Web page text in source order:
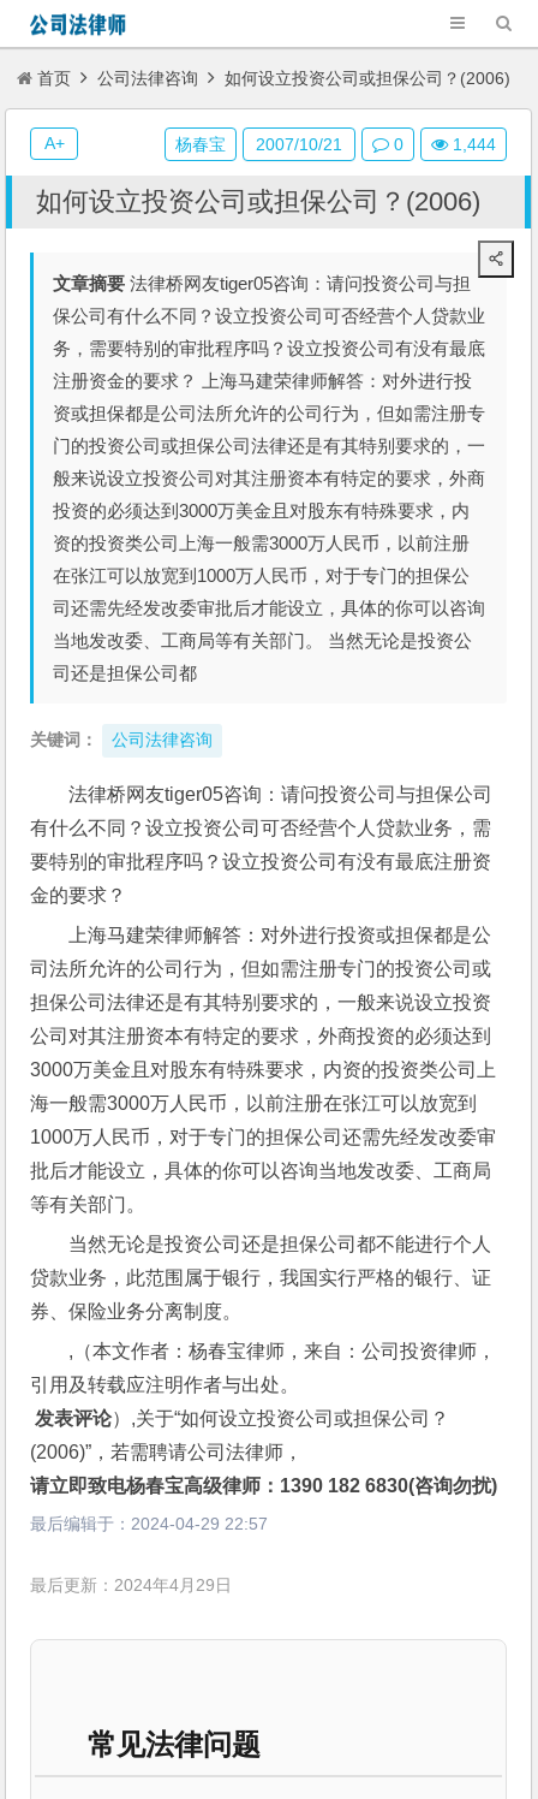
首页 公司法律咨询 如何设立投资公司或担保公司？(2006)
如何设立投资公司或担保公司？(2006)
文章摘要 法律桥网友tiger05咨询：请问投资公司与担
保公司有什么不同？设立投资公司可否经营个人贷款业
务，需要特别的审批程序吗？设立投资公司有没有最底
注册资金的要求？ 上海马建荣律师解答：对外进行投
资或担保都是公司法所允许的公司行为，但如需注册专
门的投资公司或担保公司法律还是有其特别要求的，一
般来说设立投资公司对其注册资本有特定的要求，外商
投资的必须达到3000万美金且对股东有特殊要求，内
资的投资类公司上海一般需3000万人民币，以前注册
在张江可以放宽到1000万人民币，对于专门的担保公
司还需先经发改委审批后才能设立，具体的你可以咨询
当地发改委、工商局等有关部门。 当然无论是投资公
司还是担保公司都
关键词： 公司法律咨询
法律桥网友tiger05咨询：请问投资公司与担保公司
有什么不同？设立投资公司可否经营个人贷款业务，需
要特别的审批程序吗？设立投资公司有没有最底注册资
金的要求？
上海马建荣律师解答：对外进行投资或担保都是公
司法所允许的公司行为，但如需注册专门的投资公司或
担保公司法律还是有其特别要求的，一般来说设立投资
公司对其注册资本有特定的要求，外商投资的必须达到
3000万美金且对股东有特殊要求，内资的投资类公司上
海一般需3000万人民币，以前注册在张江可以放宽到
1000万人民币，对于专门的担保公司还需先经发改委审
批后才能设立，具体的你可以咨询当地发改委、工商局
等有关部门。
当然无论是投资公司还是担保公司都不能进行个人
贷款业务，此范围属于银行，我国实行严格的银行、证
券、保险业务分离制度。
,（本文作者：杨春宝律师，来自：公司投资律师，
引用及转载应注明作者与出处。
发表评论）,关于“如何设立投资公司或担保公司？
(2006)”，若需聘请公司法律师，
请立即致电杨春宝高级律师：1390 182 6830(咨询勿扰)
最后编辑于： 2024-04-29 22:57
最后更新：2024年4月29日
常见法律问题
杨春宝 2007/10/21 0 1,444
A+